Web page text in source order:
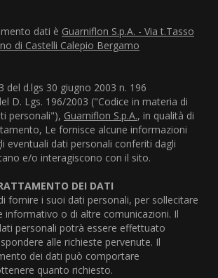
dati è Guarniflon S.p.A. - Via t.Tasso
di Castelli Calepio Bergamo
del d.lgs 30 giugno 2003 n. 196
D. Lgs. 196/2003 ("Codice in materia di
personali"), Guarniflon S.p.A., in qualità di
Le fornisce alcune informazioni
eventuali dati personali conferiti dagli
e/o interagiscono con il sito.
DEI DATI
fornire i suoi dati personali, per sollecitare
informativo o di altre comunicazioni. Il
personali potrà essere effettuato
alle richieste pervenute. Il
dei dati può comportare
quanto richiesto.